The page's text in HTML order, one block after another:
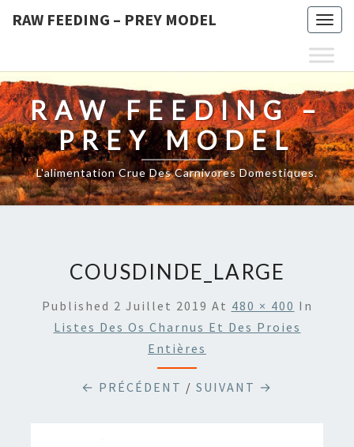
RAW FEEDING – PREY MODEL
RAW FEEDING –
PREY MODEL
L'alimentation Crue Des Carnivores Domestiques.
COUSDINDE_LARGE
Published 2 Juillet 2019 At 480 × 400 In
Listes Des Os Charnus Et Des Proies
Entières
← PRÉCÉDENT / SUIVANT →